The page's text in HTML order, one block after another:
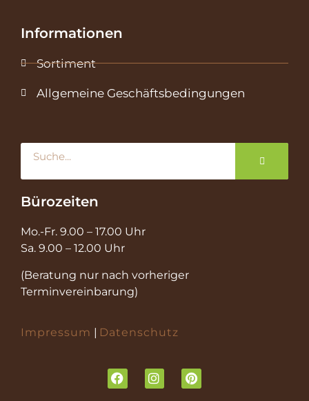
Informationen
Sortiment
Allgemeine Geschäftsbedingungen
Bürozeiten
Mo.-Fr. 9.00 – 17.00 Uhr
Sa. 9.00 – 12.00 Uhr
(Beratung nur nach vorheriger
Terminvereinbarung)
Impressum | Datenschutz
a
c
n
s
i
n